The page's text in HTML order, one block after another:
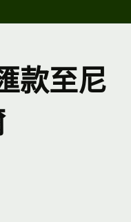
款至尼